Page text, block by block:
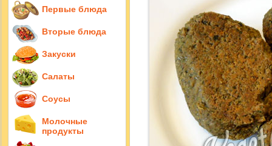
Первые блюда
Вторые блюда
Закуски
Салаты
Соусы
Молочные
продукты